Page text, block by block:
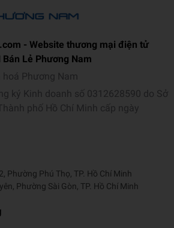
- Website thương mại điện tử
Lẻ Phương Nam
hoá Phương Nam
ký Kinh doanh số 0312628590 do Sở
phố Hồ Chí Minh cấp ngày
Phường Phú Thọ, TP. Hồ Chí Minh
Phường Sài Gòn, TP. Hồ Chí Minh